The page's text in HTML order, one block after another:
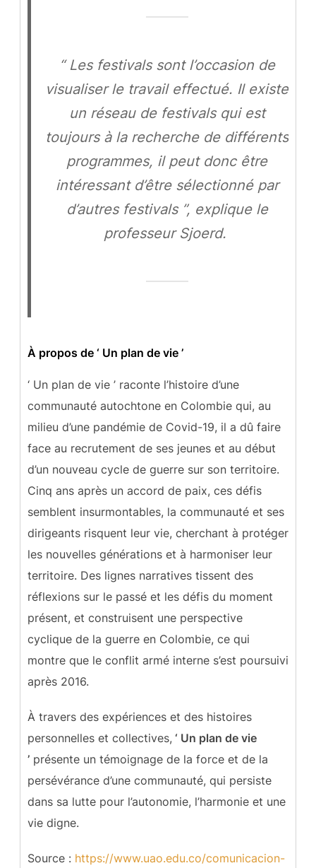
“ Les festivals sont l’occasion de
visualiser le travail effectué. Il existe
un réseau de festivals qui est
toujours à la recherche de différents
programmes, il peut donc être
intéressant d’être sélectionné par
d’autres festivals ”, explique le
professeur Sjoerd.
À propos de ‘ Un plan de vie ’
‘ Un plan de vie ’ raconte l’histoire d’une
communauté autochtone en Colombie qui, au
milieu d’une pandémie de Covid-19, il a dû faire
face au recrutement de ses jeunes et au début
d’un nouveau cycle de guerre sur son territoire.
Cinq ans après un accord de paix, ces défis
semblent insurmontables, la communauté et ses
dirigeants risquent leur vie, cherchant à protéger
les nouvelles générations et à harmoniser leur
territoire. Des lignes narratives tissent des
réflexions sur le passé et les défis du moment
présent, et construisent une perspective
cyclique de la guerre en Colombie, ce qui
montre que le conflit armé interne s’est poursuivi
après 2016.
À travers des expériences et des histoires
personnelles et collectives, ‘ Un plan de vie
’présente un témoignage de la force et de la
persévérance d’une communauté, qui persiste
dans sa lutte pour l’autonomie, l’harmonie et une
vie digne.
Source : https://www.uao.edu.co/comunicacion-